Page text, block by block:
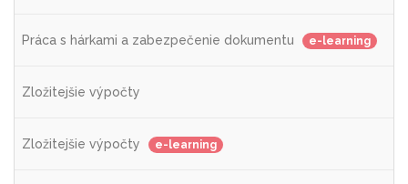
Práca s hárkami a zabezpečenie dokumentu e-learning
Zložitejšie výpočty
Zložitejšie výpočty e-learning